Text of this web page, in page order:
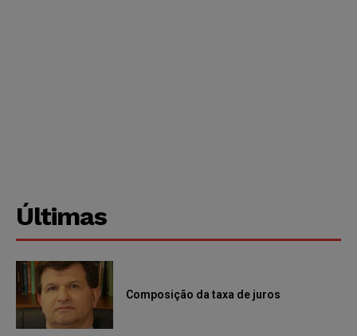
Últimas
Composição da taxa de juros